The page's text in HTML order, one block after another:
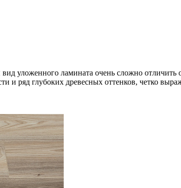
уложенного ламината очень сложно отличить
и ряд глубоких древесных оттенков, четко